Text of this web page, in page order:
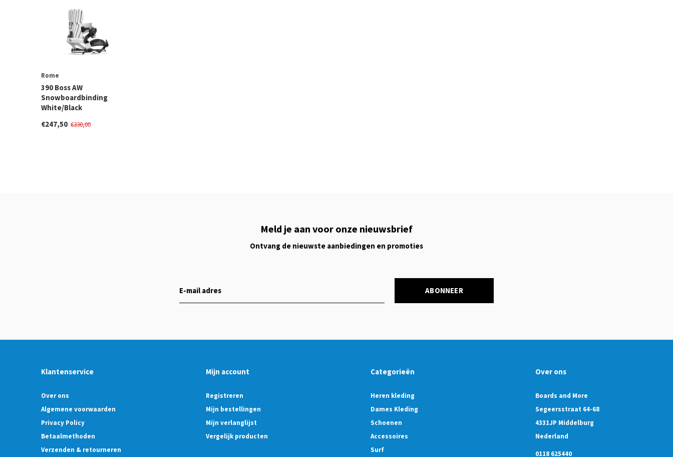
Rome
390 Boss AW
Snowboardbinding
White/Black
€247,50 €330,00
Meld je aan voor onze nieuwsbrief
Ontvang de nieuwste aanbiedingen en promoties
ABONNEER
Klantenservice
Over ons
Algemene voorwaarden
Privacy Policy
Betaalmethoden
Verzenden & retourneren
Mijn account
Registreren
Mijn bestellingen
Mijn verlanglijst
Vergelijk producten
Categorieën
Heren kleding
Dames Kleding
Schoenen
Accessoires
Surf
Over ons
Boards and More
Segeersstraat 64-68
4331JP Middelburg
Nederland
0118 625440